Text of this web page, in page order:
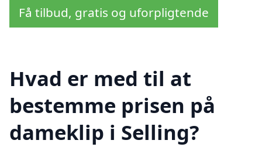
Få tilbud, gratis og uforpligtende
Hvad er med til at
bestemme prisen på
dameklip i Selling?